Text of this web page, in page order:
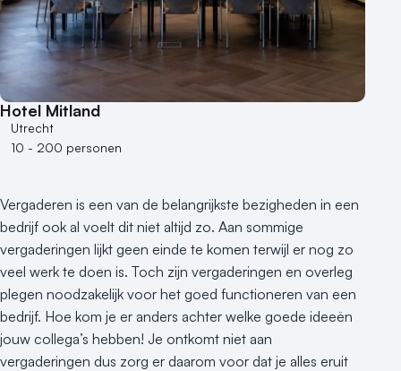
Hotel Mitland
Utrecht
10 - 200 personen
Vergaderen is een van de belangrijkste bezigheden in een
bedrijf ook al voelt dit niet altijd zo. Aan sommige
vergaderingen lijkt geen einde te komen terwijl er nog zo
veel werk te doen is. Toch zijn vergaderingen en overleg
plegen noodzakelijk voor het goed functioneren van een
bedrijf. Hoe kom je er anders achter welke goede ideeën
jouw collega’s hebben! Je ontkomt niet aan
vergaderingen dus zorg er daarom voor dat je alles eruit